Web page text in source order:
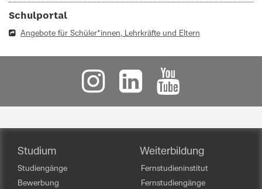
Schulportal
Angebote für Schüler*innen, Lehrkräfte und Eltern
Studium
Studiengänge
Bewerbung
Weiterbildung
Fernstudieninstitut
Fernstudiengänge